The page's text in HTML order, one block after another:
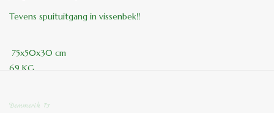
Tevens spuituitgang in vissenbek!!
75x50x30 cm
69 KG
Demmerik 73